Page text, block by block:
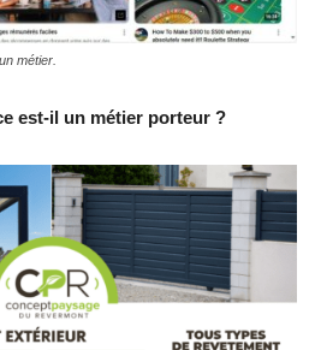
métier.
est-il un métier porteur ?